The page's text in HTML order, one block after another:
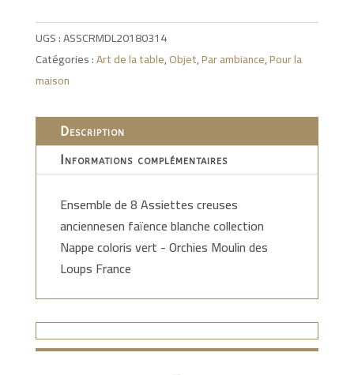
UGS :ASSCRMDL20180314
Catégories :Art de la table,Objet,Par ambiance,Pour la
maison
Description
Informations complémentaires
Ensemble de 8 Assiettes creuses
anciennesen faïence blanche collection
Nappe coloris vert - Orchies Moulin des
Loups France